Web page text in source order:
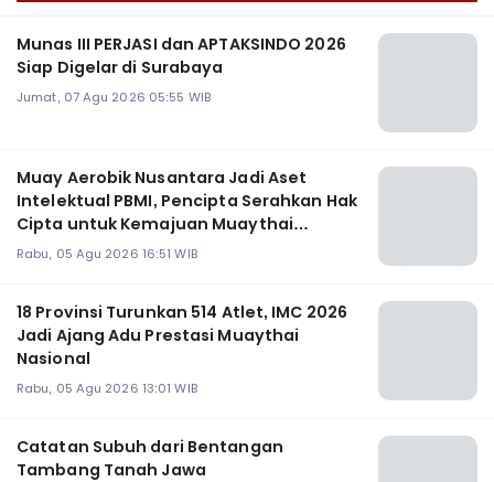
Munas III PERJASI dan APTAKSINDO 2026
Siap Digelar di Surabaya
Jumat, 07 Agu 2026 05:55 WIB
Muay Aerobik Nusantara Jadi Aset
Intelektual PBMI, Pencipta Serahkan Hak
Cipta untuk Kemajuan Muaythai
Indonesia
Rabu, 05 Agu 2026 16:51 WIB
18 Provinsi Turunkan 514 Atlet, IMC 2026
Jadi Ajang Adu Prestasi Muaythai
Nasional
Rabu, 05 Agu 2026 13:01 WIB
Catatan Subuh dari Bentangan
Tambang Tanah Jawa